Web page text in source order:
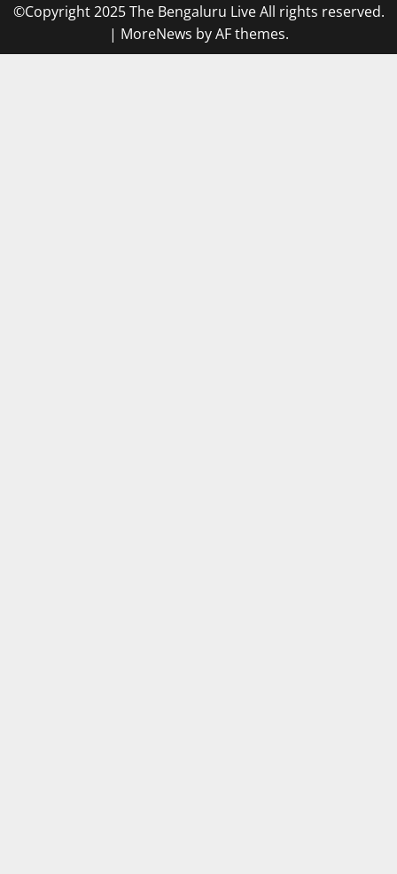
©Copyright 2025 The Bengaluru Live All rights reserved.
| MoreNews by AF themes.